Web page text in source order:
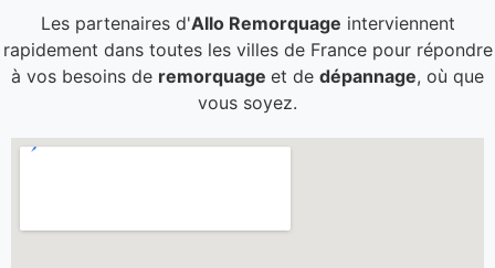
Les partenaires d'Allo Remorquage interviennent
rapidement dans toutes les villes de France pour répondre
à vos besoins de remorquage et de dépannage, où que
vous soyez.